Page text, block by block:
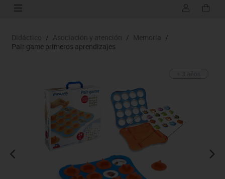
Didáctico / Asociación y atención / Memoria /
Pair game primeros aprendizajes